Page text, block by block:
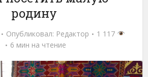
родину
Опубликовал: Редактор
1 117
6 мин на чтение